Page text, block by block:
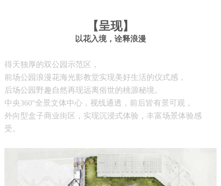
【呈现】
以花入境，诠释浪漫
得天独厚的双公园示范区，
前场公园浪漫花海光影教堂实现美好生活的仪式感，
后场公园野趣自然再现远离俗世的桃源秘境。
中央360°全景文体中心，视线通透，前后皆有景可观，
外向型盒子商业街区，实现沉浸式体验，丰富场景体验感
受。